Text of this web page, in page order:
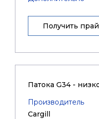
Получить
Патока G34 -
Производитель
Cargill